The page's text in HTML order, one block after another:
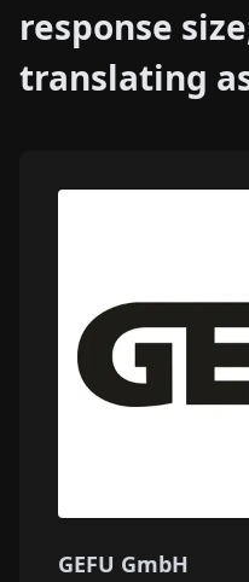
response
translating
GEFU GmbH